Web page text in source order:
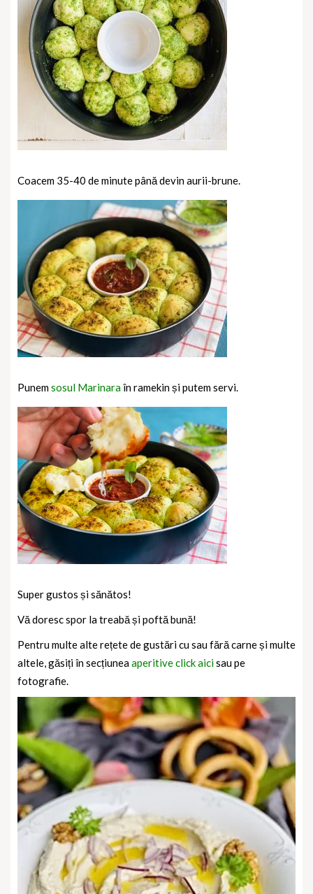
Coacem 35-40 de minute până devin aurii-brune.
Punemsosul Marinaraîn ramekin și putem servi.
Super gustos și sănătos!
Vă doresc spor la treabă și poftă bună!
Pentru multe alte rețete de gustări cu sau fără carne și multe
altele, găsiți în secțiuneaaperitive click aicisau pe
fotografie.